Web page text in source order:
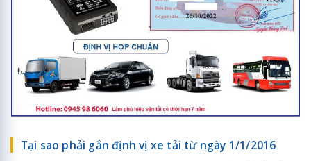
Tại sao phải gắn định vị xe tải từ ngày 1/1/2016